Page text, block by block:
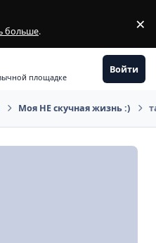
больше. ×
площадке
Войти
Моя НЕ скучная жизнь :)